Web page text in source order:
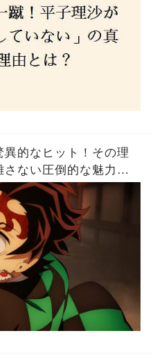
異的なヒット！その理
ない圧倒的な魅力と